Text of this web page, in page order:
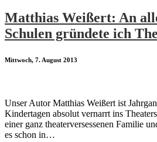
Matthias Weißert: An
Schulen gründete ich
Mittwoch, 7. August 2013
Unser Autor Matthias Weißert ist
Kindertagen absolut vernarrt ins
einer ganz theaterversessenen Familie
es schon in…